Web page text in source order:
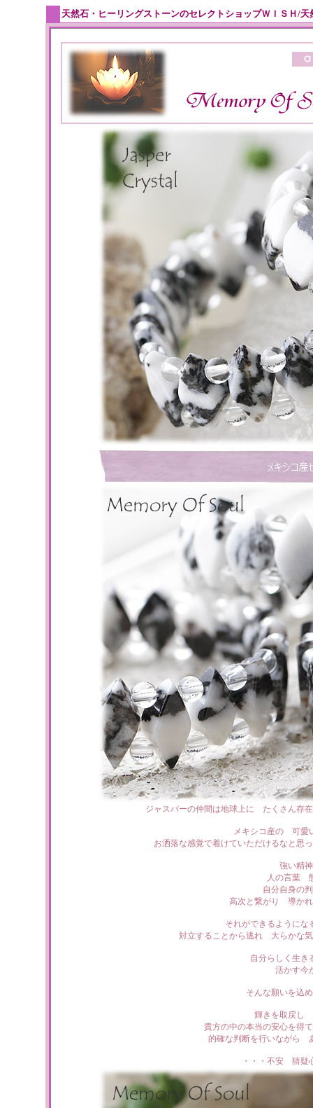
天然石・ヒーリングストーンのセレクトショップＷＩＳＨ/
ジャスパーの仲間は地球上に たくさん存
メキシコ産の 可愛
お洒落な感覚で着けていただけるなと思
強い精
人の言葉
自分自身の
高次と繋がり 導かれ
それができるようにな
対立することから逃れ 大らかな
自分らしく生き
活かす今
そんな願いを込
輝きを取戻し
貴方の中の本当の安心を得
的確な判断を行いながら
・・・不安 猜